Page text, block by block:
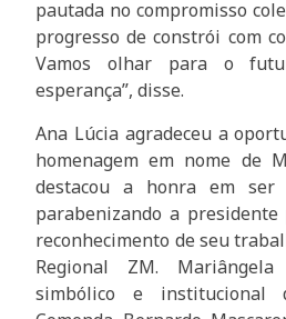
pautada no compromisso
progresso de constrói com
Vamos olhar para o
esperança”, disse.
Ana Lúcia agradeceu a
homenagem em nome de
destacou a honra em ser
parabenizando a
reconhecimento de seu
Regional ZM.
simbólico e institucional